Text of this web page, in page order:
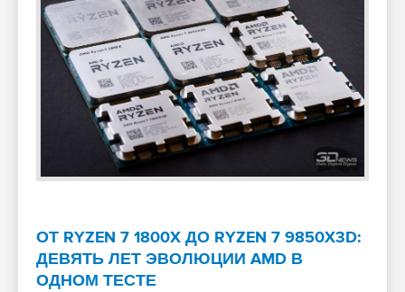
ОТ RYZEN 7 1800X ДО RYZEN 7 9850X3D:
ДЕВЯТЬ ЛЕТ ЭВОЛЮЦИИ AMD В
ОДНОМ ТЕСТЕ